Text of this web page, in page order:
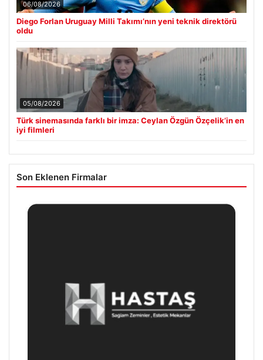
06/08/2026
Diego Forlan Uruguay Milli Takımı’nın yeni teknik direktörü
oldu
05/08/2026
Türk sinemasında farklı bir imza: Ceylan Özgün Özçelik’in en
iyi filmleri
Son Eklenen Firmalar